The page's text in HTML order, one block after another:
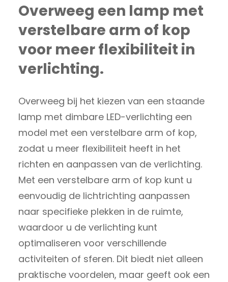
Overweeg een lamp met
verstelbare arm of kop
voor meer flexibiliteit in
verlichting.
Overweeg bij het kiezen van een staande
lamp met dimbare LED-verlichting een
model met een verstelbare arm of kop,
zodat u meer flexibiliteit heeft in het
richten en aanpassen van de verlichting.
Met een verstelbare arm of kop kunt u
eenvoudig de lichtrichting aanpassen
naar specifieke plekken in de ruimte,
waardoor u de verlichting kunt
optimaliseren voor verschillende
activiteiten of sferen. Dit biedt niet alleen
praktische voordelen, maar geeft ook een